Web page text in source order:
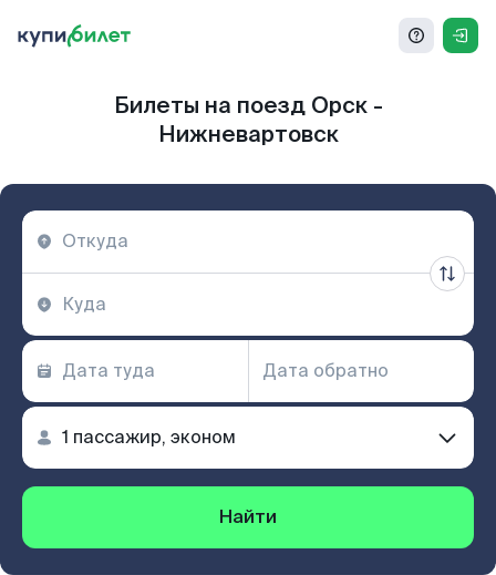
Билеты на поезд Орск -
Нижневартовск
Найти